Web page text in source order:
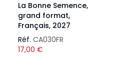
La Bonne Semence,
grand format,
Français, 2027
Réf. CA030FR
17,00 €